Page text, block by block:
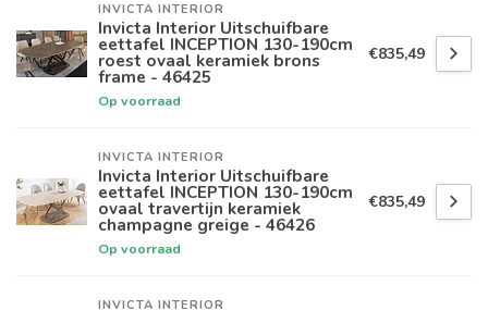
INVICTA INTERIOR
Invicta Interior Uitschuifbare
eettafel INCEPTION 130-190cm
roest ovaal keramiek brons
frame - 46425
Op voorraad
€835,49
INVICTA INTERIOR
Invicta Interior Uitschuifbare
eettafel INCEPTION 130-190cm
ovaal travertijn keramiek
champagne greige - 46426
Op voorraad
€835,49
INVICTA INTERIOR